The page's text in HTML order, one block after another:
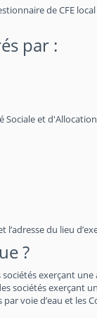
de CFE
par :
Sociale et
l’adresse du lieu
?
exerçant
sociétés exerçant
voie d’eau et les